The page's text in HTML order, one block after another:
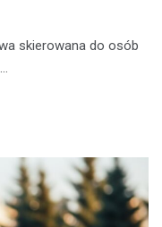
skierowana do osób